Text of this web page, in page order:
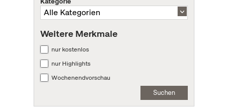
Weitere Merkmale
nur kostenlos
nur Highlights
Wochenendvorschau
Suchen